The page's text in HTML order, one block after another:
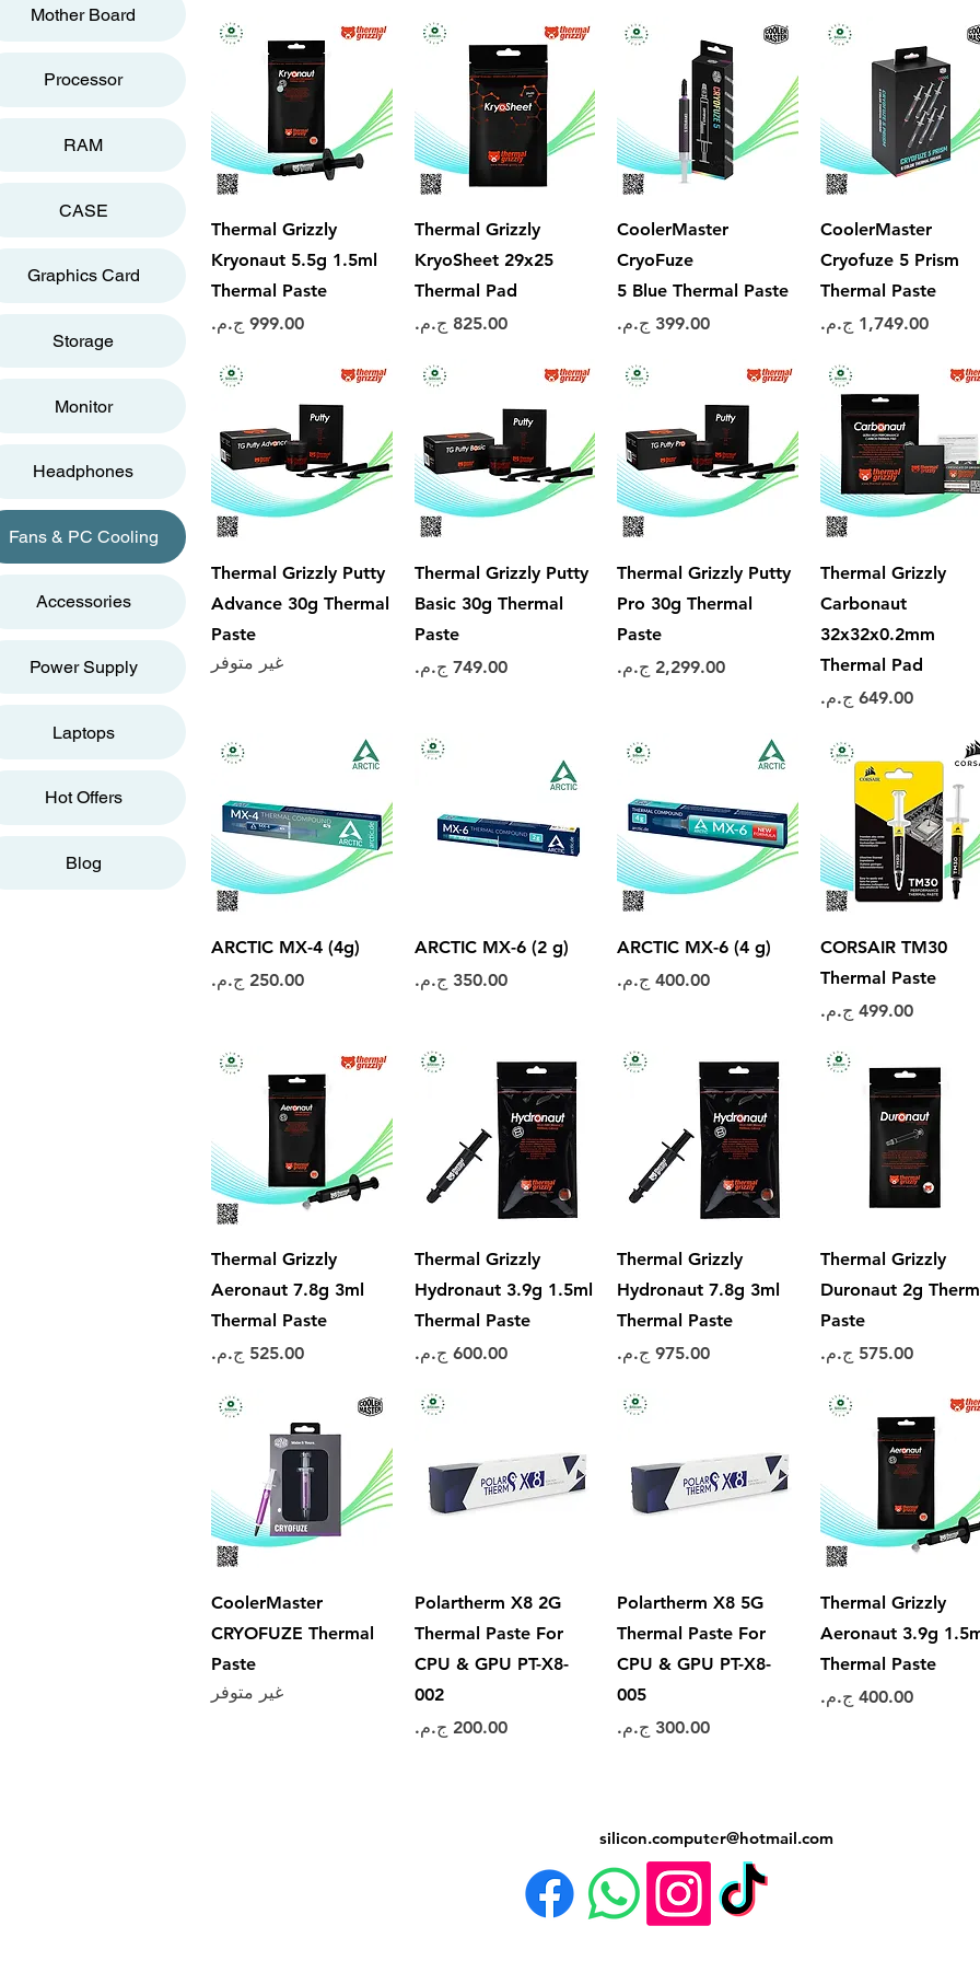
Mother Board
Processor
RAM
CASE
Graphics Card
Storage
Monitor
Headphones
Fans & PC Cooling
Accessories
Power Supply
Laptops
Hot Offers
Blog
العرض السريع
CoolerMaster
Cryofuze 5 Prism
Thermal Paste
السعر
العرض السريع
CoolerMaster
CryoFuze
5 Blue Thermal Paste
السعر
العرض السريع
Thermal Grizzly
KryoSheet 29x25
Thermal Pad
السعر‏825.00 ج.م.‏
العرض السريع
Thermal Grizzly
Kryonaut 5.5g 1.5ml
Thermal Paste
السعر
العرض السريع
Thermal Grizzly
Carbonaut
32x32x0.2mm
Thermal Pad
السعر
العرض السريع
Thermal Grizzly Putty
Pro 30g Thermal
Paste
السعر
العرض السريع
Thermal Grizzly Putty
Basic 30g Thermal
Paste
السعر‏749.00 ج.م.‏
العرض السريع
Thermal Grizzly Putty
Advance 30g Thermal
Paste
غير متوفر
العرض السريع
CORSAIR TM30
Thermal Paste
السعر
العرض السريع
ARCTIC MX-6 (4 g)
السعر
العرض السريع
ARCTIC MX-6 (2 g)
السعر‏350.00 ج.م.‏
العرض السريع
ARCTIC MX-4 (4g)
السعر
العرض السريع
Thermal Grizzly
Duronaut 2g
Paste
السعر
العرض السريع
Thermal Grizzly
Hydronaut 7.8g 3ml
Thermal Paste
السعر
العرض السريع
Thermal Grizzly
Hydronaut 3.9g 1.5ml
Thermal Paste
السعر‏600.00 ج.م.‏
العرض السريع
Thermal Grizzly
Aeronaut 7.8g 3ml
Thermal Paste
السعر
العرض السريع
Thermal Grizzly
Aeronaut 3.9g
Thermal Paste
السعر
العرض السريع
Polartherm X8 5G
Thermal Paste For
CPU & GPU PT-X8-
005
السعر
العرض السريع
Polartherm X8 2G
Thermal Paste For
CPU & GPU PT-X8-
002
السعر‏200.00 ج.م.‏
العرض السريع
CoolerMaster
CRYOFUZE Thermal
Paste
غير متوفر
silicon.computer@hotmail.com